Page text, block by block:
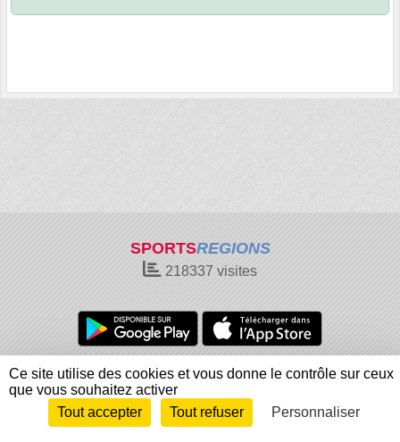
SPORTSREGIONS
218337 visites
Charte cookies
Gestion des cookies
Informations légales
Signaler un contenu inapproprié
Envie de participer ?
Connexion
Ce site utilise des cookies et vous donne le contrôle sur ceux
que vous souhaitez activer
Tout accepter
Tout refuser Personnaliser